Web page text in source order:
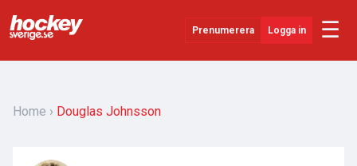
Prenumerera Logga in ☰
YouTube
Home Douglas Johnsson